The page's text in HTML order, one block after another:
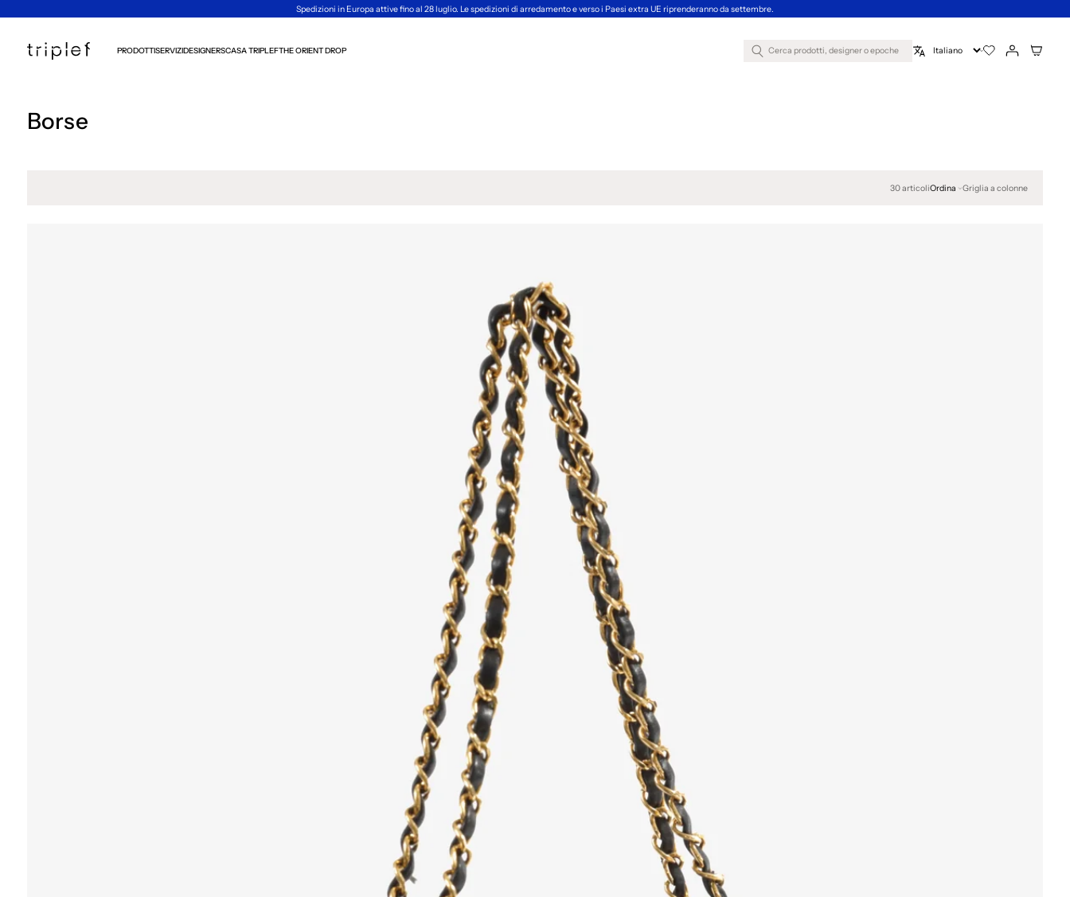
Spedizioni in Europa attive fino al 28 luglio. Le spedizioni di arredamento e verso i Paesi extra UE riprenderanno da settembre.
PRODOTTISERVIZIDESIGNERSCASA TRIPLEFTHE ORIENT DROP Cerca prodotti, designer o epoche
Borse
30 articoliOrdina Griglia a colonne